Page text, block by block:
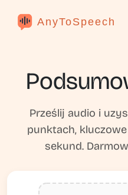
AnyToSpeech
Prześlij audio i
punktach,
sekund.